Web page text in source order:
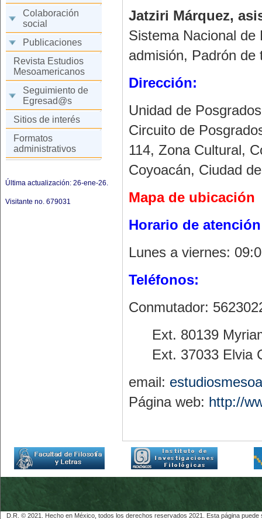
Colaboración
social
Publicaciones
Revista Estudios
Mesoamericanos
Seguimiento de
Egresad@s
Sitios de interés
Formatos
administrativos
Última actualización: 26-ene-26.
Visitante no. 679031
Jatziri Márquez,
Sistema Nacional
admisión, Padrón
Dirección:
Unidad de Posgrados
Circuito de
114, Zona Cultural,
Coyoacán, Ciudad
Mapa de ubicación
Horario de
Lunes a viernes:
Teléfonos:
Conmutador:
Ext. 80139
Ext. 37033 Elvia
email:
Página web: http://
D.R. © 2021. Hecho en México, todos los derechos reservados 2021. Esta página